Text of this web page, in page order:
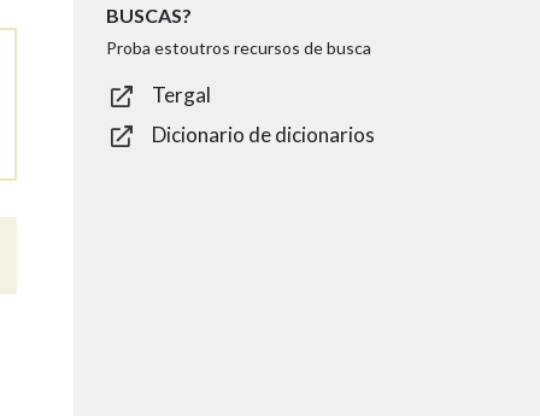
BUSCAS?
Proba estoutros recursos de busca
Tergal
Dicionario de dicionarios